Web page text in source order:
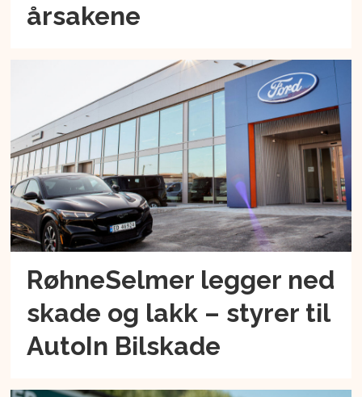
årsakene
RøhneSelmer legger ned
skade og lakk – styrer til
AutoIn Bilskade